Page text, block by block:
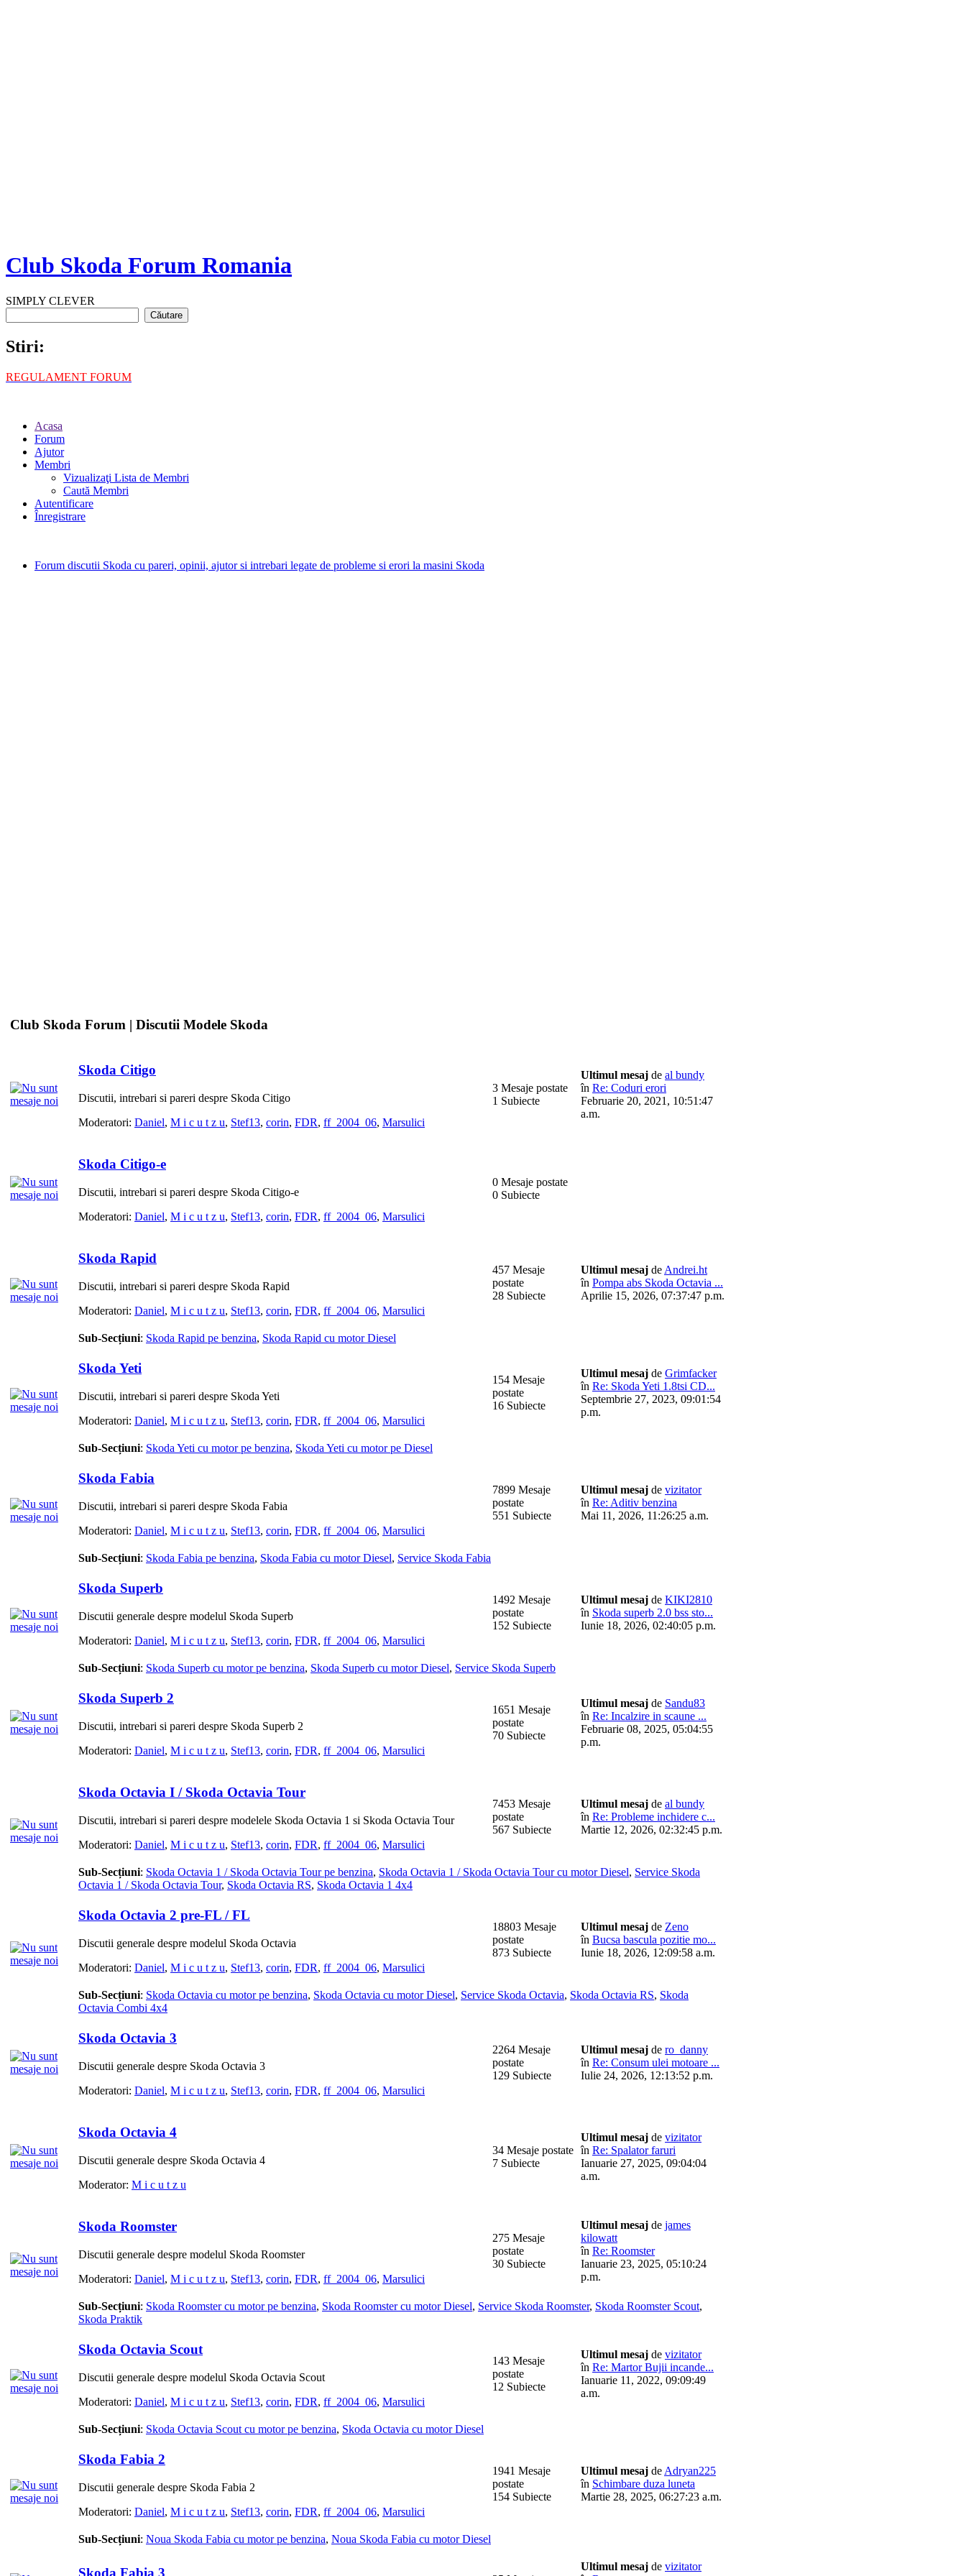
Club Skoda Forum Romania
SIMPLY CLEVER
Stiri:
REGULAMENT FORUM
Acasa
Forum
Ajutor
Membri
Vizualizaţi Lista de Membri
Caută Membri
Autentificare
Înregistrare
Forum discutii Skoda cu pareri, opinii, ajutor si intrebari legate de probleme si erori la masini Skoda
Club Skoda Forum | Discutii Modele Skoda
Skoda Citigo
Discutii, intrebari si pareri despre Skoda Citigo
Moderatori: Daniel, M i c u t z u, Stef13, corin, FDR, ff_2004_06, Marsulici
3 Mesaje postate
1 Subiecte
Ultimul mesaj de al bundy
în Re: Coduri erori
Februarie 20, 2021, 10:51:47
a.m.
Skoda Citigo-e
Discutii, intrebari si pareri despre Skoda Citigo-e
Moderatori: Daniel, M i c u t z u, Stef13, corin, FDR, ff_2004_06, Marsulici
0 Mesaje postate
0 Subiecte
Skoda Rapid
Discutii, intrebari si pareri despre Skoda Rapid
Moderatori: Daniel, M i c u t z u, Stef13, corin, FDR, ff_2004_06, Marsulici
457 Mesaje
postate
28 Subiecte
Ultimul mesaj de Andrei.ht
în Pompa abs Skoda Octavia ...
Aprilie 15, 2026, 07:37:47 p.m.
Sub-Secțiuni: Skoda Rapid pe benzina, Skoda Rapid cu motor Diesel
Skoda Yeti
Discutii, intrebari si pareri despre Skoda Yeti
Moderatori: Daniel, M i c u t z u, Stef13, corin, FDR, ff_2004_06, Marsulici
154 Mesaje
postate
16 Subiecte
Ultimul mesaj de Grimfacker
în Re: Skoda Yeti 1.8tsi CD...
Septembrie 27, 2023, 09:01:54
p.m.
Sub-Secțiuni: Skoda Yeti cu motor pe benzina, Skoda Yeti cu motor pe Diesel
Skoda Fabia
Discutii, intrebari si pareri despre Skoda Fabia
Moderatori: Daniel, M i c u t z u, Stef13, corin, FDR, ff_2004_06, Marsulici
7899 Mesaje
postate
551 Subiecte
Ultimul mesaj de vizitator
în Re: Aditiv benzina
Mai 11, 2026, 11:26:25 a.m.
Sub-Secțiuni: Skoda Fabia pe benzina, Skoda Fabia cu motor Diesel, Service Skoda Fabia
Skoda Superb
Discutii generale despre modelul Skoda Superb
Moderatori: Daniel, M i c u t z u, Stef13, corin, FDR, ff_2004_06, Marsulici
1492 Mesaje
postate
152 Subiecte
Ultimul mesaj de KIKI2810
în Skoda superb 2.0 bss sto...
Iunie 18, 2026, 02:40:05 p.m.
Sub-Secțiuni: Skoda Superb cu motor pe benzina, Skoda Superb cu motor Diesel, Service Skoda Superb
Skoda Superb 2
Discutii, intrebari si pareri despre Skoda Superb 2
Moderatori: Daniel, M i c u t z u, Stef13, corin, FDR, ff_2004_06, Marsulici
1651 Mesaje
postate
70 Subiecte
Ultimul mesaj de Sandu83
în Re: Incalzire in scaune ...
Februarie 08, 2025, 05:04:55
p.m.
Skoda Octavia I / Skoda Octavia Tour
Discutii, intrebari si pareri despre modelele Skoda Octavia 1 si Skoda Octavia Tour
Moderatori: Daniel, M i c u t z u, Stef13, corin, FDR, ff_2004_06, Marsulici
7453 Mesaje
postate
567 Subiecte
Ultimul mesaj de al bundy
în Re: Probleme inchidere c...
Martie 12, 2026, 02:32:45 p.m.
Sub-Secțiuni: Skoda Octavia 1 / Skoda Octavia Tour pe benzina, Skoda Octavia 1 / Skoda Octavia Tour cu motor Diesel, Service Skoda
Octavia 1 / Skoda Octavia Tour, Skoda Octavia RS, Skoda Octavia 1 4x4
Skoda Octavia 2 pre-FL / FL
Discutii generale despre modelul Skoda Octavia
Moderatori: Daniel, M i c u t z u, Stef13, corin, FDR, ff_2004_06, Marsulici
18803 Mesaje
postate
873 Subiecte
Ultimul mesaj de Zeno
în Bucsa bascula pozitie mo...
Iunie 18, 2026, 12:09:58 a.m.
Sub-Secțiuni: Skoda Octavia cu motor pe benzina, Skoda Octavia cu motor Diesel, Service Skoda Octavia, Skoda Octavia RS, Skoda
Octavia Combi 4x4
Skoda Octavia 3
Discutii generale despre Skoda Octavia 3
Moderatori: Daniel, M i c u t z u, Stef13, corin, FDR, ff_2004_06, Marsulici
2264 Mesaje
postate
129 Subiecte
Ultimul mesaj de ro_danny
în Re: Consum ulei motoare ...
Iulie 24, 2026, 12:13:52 p.m.
Skoda Octavia 4
Discutii generale despre Skoda Octavia 4
Moderator: M i c u t z u
34 Mesaje postate
7 Subiecte
Ultimul mesaj de vizitator
în Re: Spalator faruri
Ianuarie 27, 2025, 09:04:04
a.m.
Skoda Roomster
Discutii generale despre modelul Skoda Roomster
Moderatori: Daniel, M i c u t z u, Stef13, corin, FDR, ff_2004_06, Marsulici
275 Mesaje
postate
30 Subiecte
Ultimul mesaj de james
kilowatt
în Re: Roomster
Ianuarie 23, 2025, 05:10:24
p.m.
Sub-Secțiuni: Skoda Roomster cu motor pe benzina, Skoda Roomster cu motor Diesel, Service Skoda Roomster, Skoda Roomster Scout,
Skoda Praktik
Skoda Octavia Scout
Discutii generale despre modelul Skoda Octavia Scout
Moderatori: Daniel, M i c u t z u, Stef13, corin, FDR, ff_2004_06, Marsulici
143 Mesaje
postate
12 Subiecte
Ultimul mesaj de vizitator
în Re: Martor Bujii incande...
Ianuarie 11, 2022, 09:09:49
a.m.
Sub-Secțiuni: Skoda Octavia Scout cu motor pe benzina, Skoda Octavia cu motor Diesel
Skoda Fabia 2
Discutii generale despre Skoda Fabia 2
Moderatori: Daniel, M i c u t z u, Stef13, corin, FDR, ff_2004_06, Marsulici
1941 Mesaje
postate
154 Subiecte
Ultimul mesaj de Adryan225
în Schimbare duza luneta
Martie 28, 2025, 06:27:23 a.m.
Sub-Secțiuni: Noua Skoda Fabia cu motor pe benzina, Noua Skoda Fabia cu motor Diesel
Ultimul mesaj de vizitator